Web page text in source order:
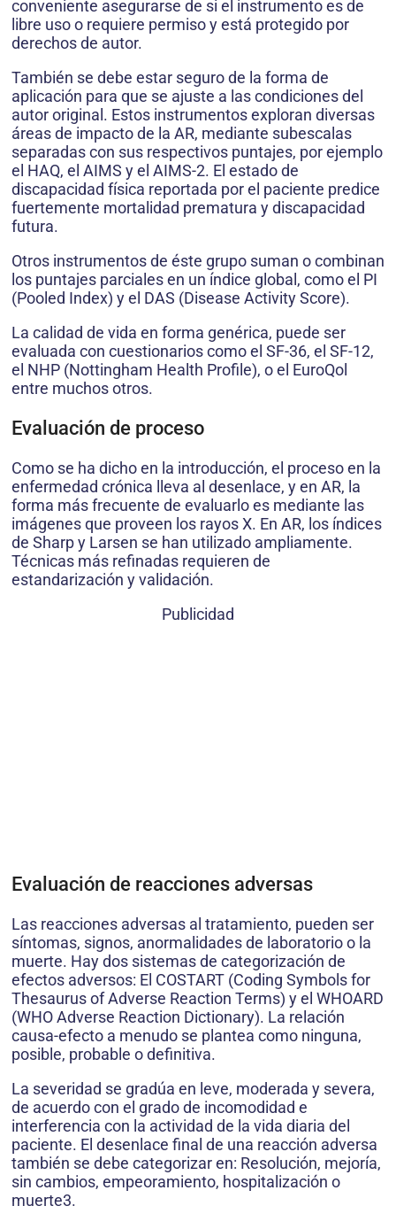
conveniente asegurarse de si el instrumento es de
libre uso o requiere permiso y está protegido por
derechos de autor.
También se debe estar seguro de la forma de
aplicación para que se ajuste a las condiciones del
autor original. Estos instrumentos exploran diversas
áreas de impacto de la AR, mediante subescalas
separadas con sus respectivos puntajes, por ejemplo
el HAQ, el AIMS y el AIMS-2. El estado de
discapacidad física reportada por el paciente predice
fuertemente mortalidad prematura y discapacidad
futura.
Otros instrumentos de éste grupo suman o combinan
los puntajes parciales en un índice global, como el PI
(Pooled Index) y el DAS (Disease Activity Score).
La calidad de vida en forma genérica, puede ser
evaluada con cuestionarios como el SF-36, el SF-12,
el NHP (Nottingham Health Profile), o el EuroQol
entre muchos otros.
Evaluación de proceso
Como se ha dicho en la introducción, el proceso en la
enfermedad crónica lleva al desenlace, y en AR, la
forma más frecuente de evaluarlo es mediante las
imágenes que proveen los rayos X. En AR, los índices
de Sharp y Larsen se han utilizado ampliamente.
Técnicas más refinadas requieren de
estandarización y validación.
Publicidad
Evaluación de reacciones adversas
Las reacciones adversas al tratamiento, pueden ser
síntomas, signos, anormalidades de laboratorio o la
muerte. Hay dos sistemas de categorización de
efectos adversos: El COSTART (Coding Symbols for
Thesaurus of Adverse Reaction Terms) y el WHOARD
(WHO Adverse Reaction Dictionary). La relación
causa-efecto a menudo se plantea como ninguna,
posible, probable o definitiva.
La severidad se gradúa en leve, moderada y severa,
de acuerdo con el grado de incomodidad e
interferencia con la actividad de la vida diaria del
paciente. El desenlace final de una reacción adversa
también se debe categorizar en: Resolución, mejoría,
sin cambios, empeoramiento, hospitalización o
muerte3.